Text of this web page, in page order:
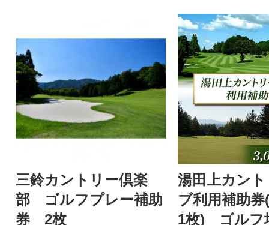
三鈴カントリー倶楽
部 ゴルフプレー補助
券 2枚
湯田上カン
ブ利用補助券
1枚) ゴルフ